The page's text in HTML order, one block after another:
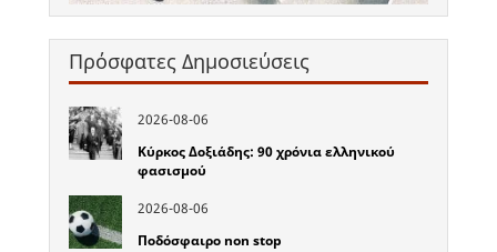
Πρόσφατες Δημοσιεύσεις
2026-08-06
Κύρκος Δοξιάδης: 90 χρόνια ελληνικού
φασισμού
2026-08-06
Ποδόσφαιρο non stop